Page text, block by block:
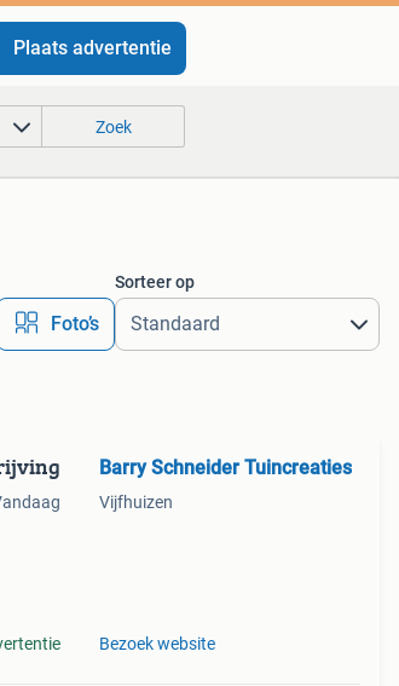
Plaats advertentie
Zoek
Foto’s
Sorteer op
Barry Schneider Tuincreaties
Vijfhuizen
Bezoek website